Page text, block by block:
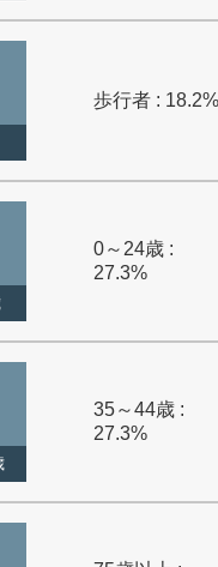
歩行者 : 18.2%
0～24歳 :
27.3%
35～44歳 :
27.3%